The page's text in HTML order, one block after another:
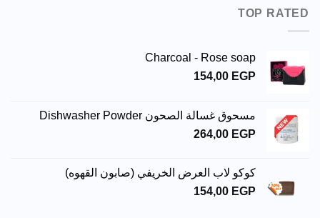
TOP RATED
Charcoal - Rose soap
154,00 EGP
مسحوق غسالة الصحون Dishwasher Powder
264,00 EGP
كوكو لاب العرض الخريفي (صابون القهوه)
154,00 EGP